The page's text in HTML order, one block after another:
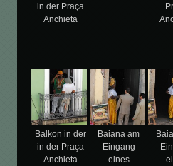
in der Praça
Anchieta
Balkon in der
in der Praça
Anchieta
Baiana am
Eingang
eines